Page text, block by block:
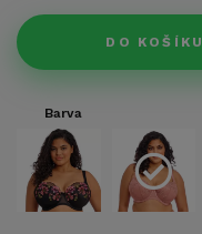
DO KOŠÍKU
Barva